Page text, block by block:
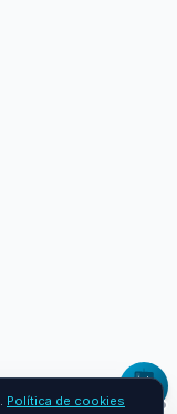
Política de cookies